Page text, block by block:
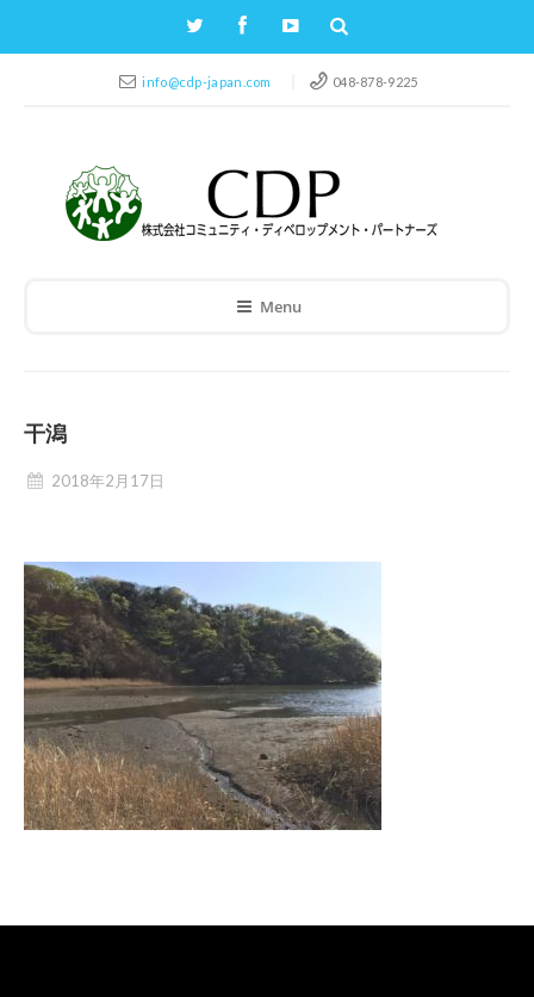
info@cdp-japan.com 048-878-9225
Menu
干潟
2018年2月17日